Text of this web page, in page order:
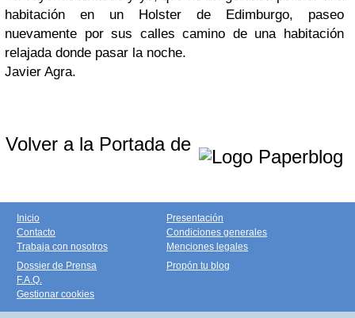
habitación en un Holster de Edimburgo, paseo
nuevamente por sus calles camino de una habitación
relajada donde pasar la noche.
Javier Agra.
Volver a la Portada de
Inicio
Contacto
Trabaja con nosotros
Presentación
Condiciones generales
Menciones legales
Dossier de Prensa
F.A.Q.
Gestionar cookies
Propón tu blog